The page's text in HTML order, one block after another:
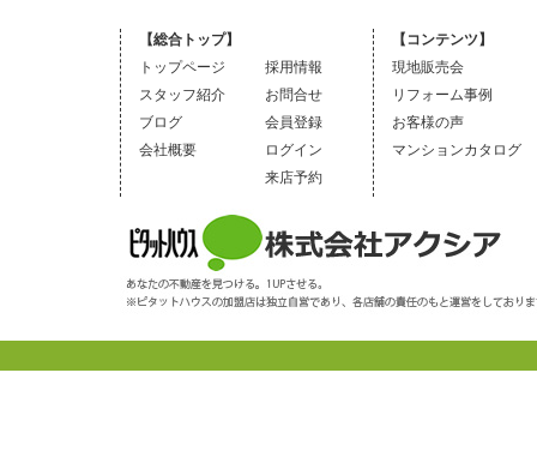
【総合トップ】
トップページ
スタッフ紹介
ブログ
会社概要
採用情報
お問合せ
会員登録
ログイン
来店予約
【コンテンツ】
現地販売会
リフォーム事例
お客様の声
マンションカタログ